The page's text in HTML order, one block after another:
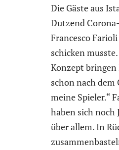
Die Gäste aus
Dutzend
Francesco
schicken
Konzept bringen
schon nach
meine Spieler.“
haben sich noch
über allem. In